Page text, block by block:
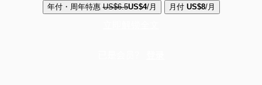
年付・周年特惠 US$6.5US$4/月 月付 US$8/月